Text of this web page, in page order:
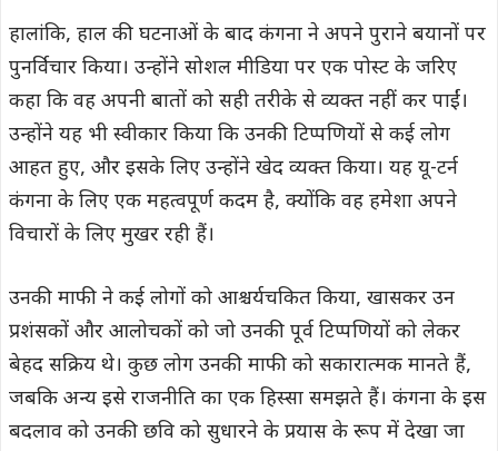
हालांकि, हाल की घटनाओं के बाद कंगना ने अपने पुराने बयानों पर
पुनर्विचार किया। उन्होंने सोशल मीडिया पर एक पोस्ट के जरिए
कहा कि वह अपनी बातों को सही तरीके से व्यक्त नहीं कर पाईं।
उन्होंने यह भी स्वीकार किया कि उनकी टिप्पणियों से कई लोग
आहत हुए, और इसके लिए उन्होंने खेद व्यक्त किया। यह यू-टर्न
कंगना के लिए एक महत्वपूर्ण कदम है, क्योंकि वह हमेशा अपने
विचारों के लिए मुखर रही हैं।
उनकी माफी ने कई लोगों को आश्चर्यचकित किया, खासकर उन
प्रशंसकों और आलोचकों को जो उनकी पूर्व टिप्पणियों को लेकर
बेहद सक्रिय थे। कुछ लोग उनकी माफी को सकारात्मक मानते हैं,
जबकि अन्य इसे राजनीति का एक हिस्सा समझते हैं। कंगना के इस
बदलाव को उनकी छवि को सुधारने के प्रयास के रूप में देखा जा